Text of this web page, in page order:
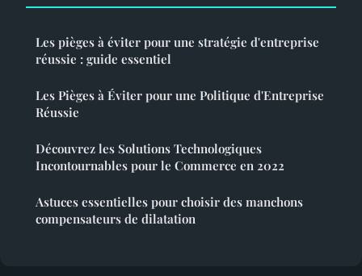
Les pièges à éviter pour une stratégie d'entreprise
réussie : guide essentiel
Les Pièges à Éviter pour une Politique d'Entreprise
Réussie
Découvrez les Solutions Technologiques
Incontournables pour le Commerce en 2022
Astuces essentielles pour choisir des manchons
compensateurs de dilatation